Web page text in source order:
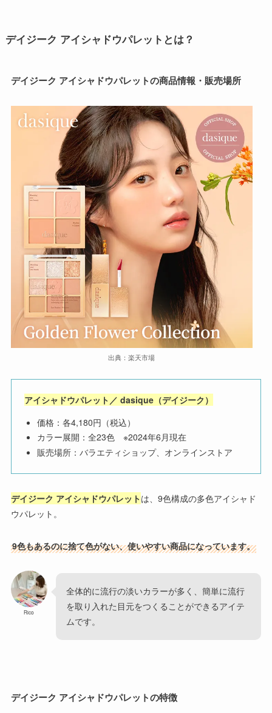
デイジーク アイシャドウパレットとは？
デイジーク アイシャドウパレットの商品情報・販売場所
出典：楽天市場
アイシャドウパレット／ dasique（デイジーク）
価格：各4,180円（税込）
カラー展開：全23色 ※2024年6月現在
販売場所：バラエティショップ、オンラインストア
デイジーク アイシャドウパレットは、9色構成の多色アイシャド
ウパレット。
9色もあるのに捨て色がない、使いやすい商品になっています。
Rico
全体的に流行の淡いカラーが多く、簡単に流行
を取り入れた目元をつくることができるアイテ
ムです。
デイジーク アイシャドウパレットの特徴